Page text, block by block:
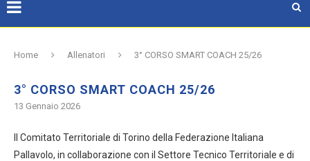
Home Allenatori 3° CORSO SMART COACH 25/26
3° CORSO SMART COACH 25/26
13 Gennaio 2026
Il Comitato Territoriale di Torino della Federazione Italiana
Pallavolo, in collaborazione con il Settore Tecnico Territoriale e di